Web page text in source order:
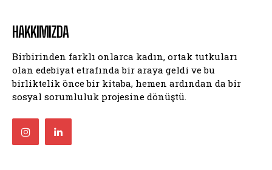
HAKKIMIZDA
Birbirinden farklı onlarca kadın, ortak tutkuları
olan edebiyat etrafında bir araya geldi ve bu
birliktelik önce bir kitaba, hemen ardından da bir
sosyal sorumluluk projesine dönüştü.